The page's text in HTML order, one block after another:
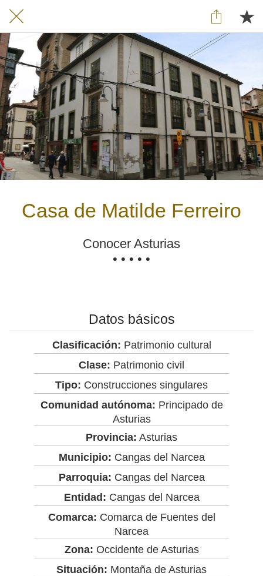
Casa de Matilde Ferreiro
Conocer Asturias
• • • • •
Datos básicos
Clasificación: Patrimonio cultural
Clase: Patrimonio civil
Tipo: Construcciones singulares
Comunidad autónoma: Principado de
Asturias
Provincia: Asturias
Municipio: Cangas del Narcea
Parroquia: Cangas del Narcea
Entidad: Cangas del Narcea
Comarca: Comarca de Fuentes del
Narcea
Zona: Occidente de Asturias
Situación: Montaña de Asturias